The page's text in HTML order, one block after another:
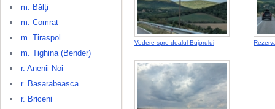
m. Bălţi
m. Comrat
m. Tiraspol
m. Tighina (Bender)
r. Anenii Noi
r. Basarabeasca
r. Briceni
Vedere spre dealul Bujorului